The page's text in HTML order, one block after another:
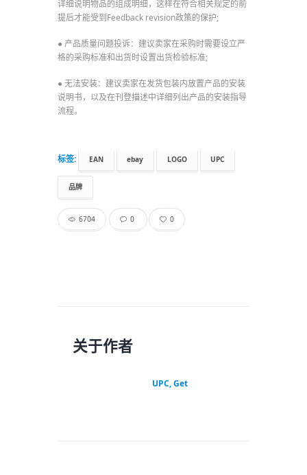
详细说明物品的组成明细，这样在符合相关规定的前
提后才能受到Feedback revision政策的保护;
● 产品质量问题投诉：建议卖家在采购时需要设立严
格的采购标准和出货时设置出货检验标准;
● 无法安装：建议卖家在发货包装内放置产品的安装
说明书，以及在刊登描述中详细列出产品的安装指导
流程。
标签: EAN ebay LOGO UPC
品牌
6704 0 0
关于作者
UPC, Get